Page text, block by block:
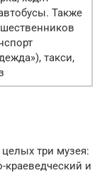
Также
такси,
три музея:
и